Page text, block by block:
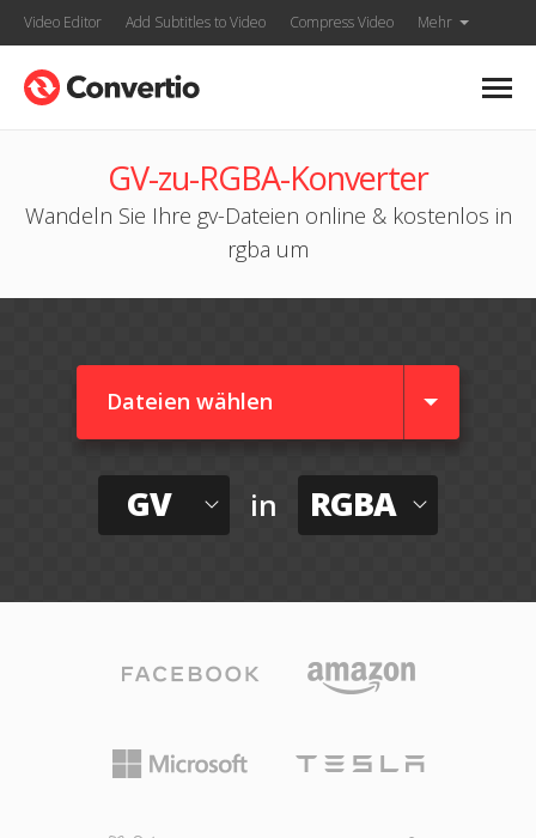
Video Editor Add Subtitles to Video Compress Video Mehr
GV-zu-RGBA-Konverter
Wandeln Sie Ihre gv-Dateien online & kostenlos in
rgba um
Dateien wählen
GV in RGBA